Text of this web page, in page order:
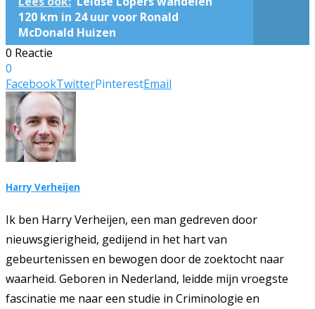
120 km in 24 uur voor Ronald
McDonald Huizen
0 Reactie
0
FacebookTwitterPinterestEmail
Harry Verheijen
Ik ben Harry Verheijen, een man gedreven door
nieuwsgierigheid, gedijend in het hart van
gebeurtenissen en bewogen door de zoektocht naar
waarheid. Geboren in Nederland, leidde mijn vroegste
fascinatie me naar een studie in Criminologie en